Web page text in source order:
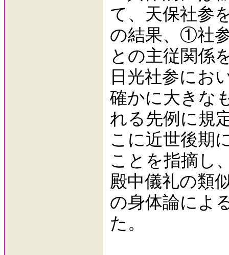
て、天保社参
の結果、①社
との主従関係
日光社参にお
確かに大きな
れる先例に規
こに近世後期
ことを指摘し
殿中儀礼の類
の身体論によ
た。